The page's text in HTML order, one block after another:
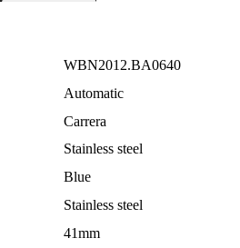
WBN2012.BA0640
Automatic
Carrera
Stainless steel
Blue
Stainless steel
41mm